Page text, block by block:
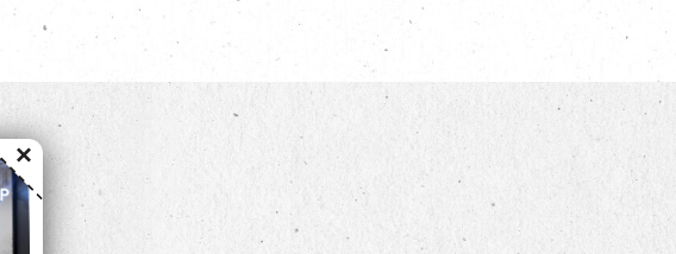
×